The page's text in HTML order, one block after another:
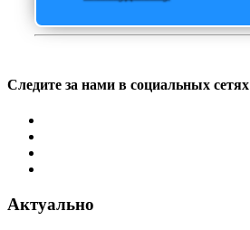
Следите за нами в социальных сетях
Актуально